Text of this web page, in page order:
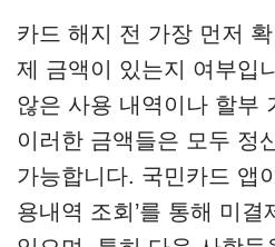
카드 해지 전 가장 먼저
제 금액이 있는지 여부입
않은 사용 내역이나 할부
이러한 금액들은 모두 정
가능합니다. 국민카드 앱
용내역 조회’를 통해 미